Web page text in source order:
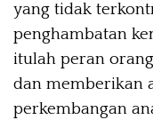
yang tidak
penghambatan
itulah peran
dan memberikan
perkembangan